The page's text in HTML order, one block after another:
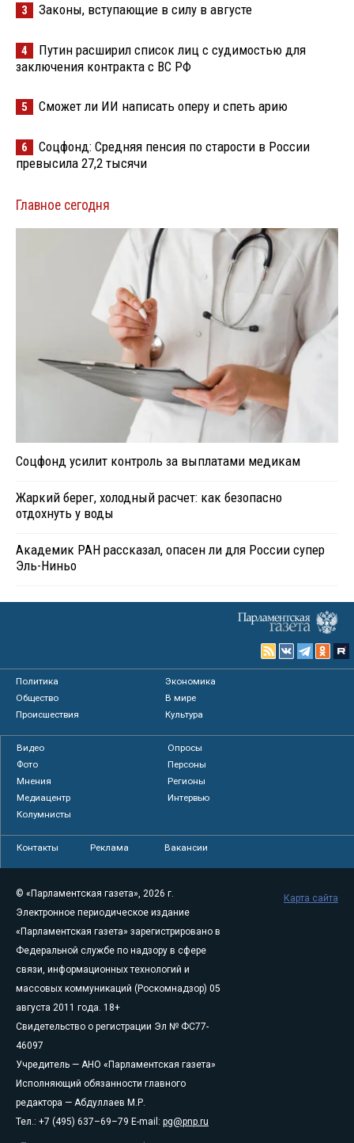
3 Законы, вступающие в силу в августе
4
Путин расширил список лиц с судимостью для
заключения контракта с ВС РФ
5 Сможет ли ИИ написать оперу и спеть арию
6
Соцфонд: Средняя пенсия по старости в России
превысила 27,2 тысячи
Главное сегодня
Соцфонд усилит контроль за выплатами медикам
Жаркий берег, холодный расчет: как безопасно
отдохнуть у воды
Академик РАН рассказал, опасен ли для России супер
Эль-Ниньо
Политика
Экономика
Общество
В мире
Происшествия
Культура
Видео
Опросы
Фото
Персоны
Мнения
Регионы
Медиацентр
Интервью
Колумнисты
Контакты Реклама Вакансии
© «Парламентская газета», 2026 г.
Электронное периодическое издание
«Парламентская газета» зарегистрировано в
Федеральной службе по надзору в сфере
связи, информационных технологий и
массовых коммуникаций (Роскомнадзор) 05
августа 2011 года. 18+
Свидетельство о регистрации Эл № ФС77-
46097
Учредитель — АНО «Парламентская газета»
Исполняющий обязанности главного
редактора — Абдуллаев М.Р.
Тел.: +7 (495) 637–69–79 E-mail: pg@pnp.ru
Карта сайта